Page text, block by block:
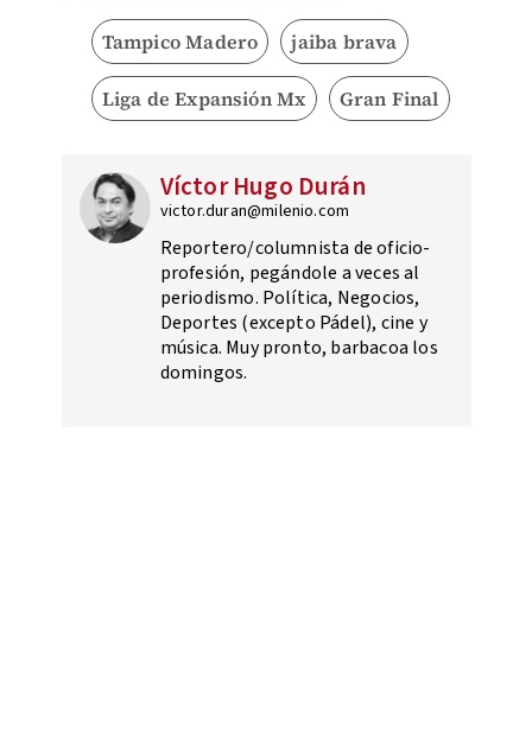
Tampico Madero jaiba brava
Liga de Expansión Mx Gran Final
Víctor Hugo Durán
victor.duran@milenio.com
Reportero/columnista de oficio-
profesión, pegándole a veces al
periodismo. Política, Negocios,
Deportes (excepto Pádel), cine y
música. Muy pronto, barbacoa los
domingos.